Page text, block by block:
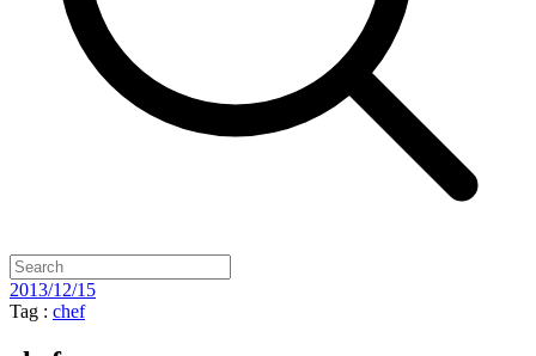
2013/12/15
Tag : chef